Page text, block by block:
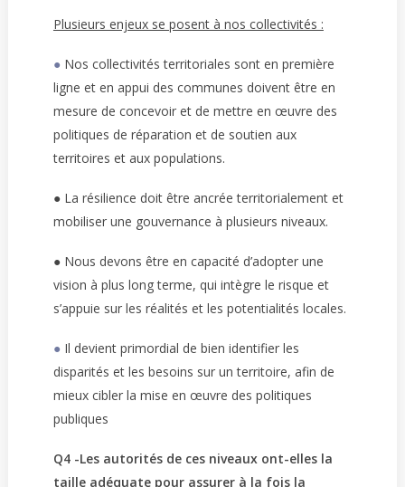
Plusieurs enjeux se posent à nos collectivités :
● Nos collectivités territoriales sont en première
ligne et en appui des communes doivent être en
mesure de concevoir et de mettre en œuvre des
politiques de réparation et de soutien aux
territoires et aux populations.
● La résilience doit être ancrée territorialement et
mobiliser une gouvernance à plusieurs niveaux.
● Nous devons être en capacité d’adopter une
vision à plus long terme, qui intègre le risque et
s’appuie sur les réalités et les potentialités locales.
● Il devient primordial de bien identifier les
disparités et les besoins sur un territoire, afin de
mieux cibler la mise en œuvre des politiques
publiques
Q4 -Les autorités de ces niveaux ont-elles la
taille adéquate pour assurer à la fois la